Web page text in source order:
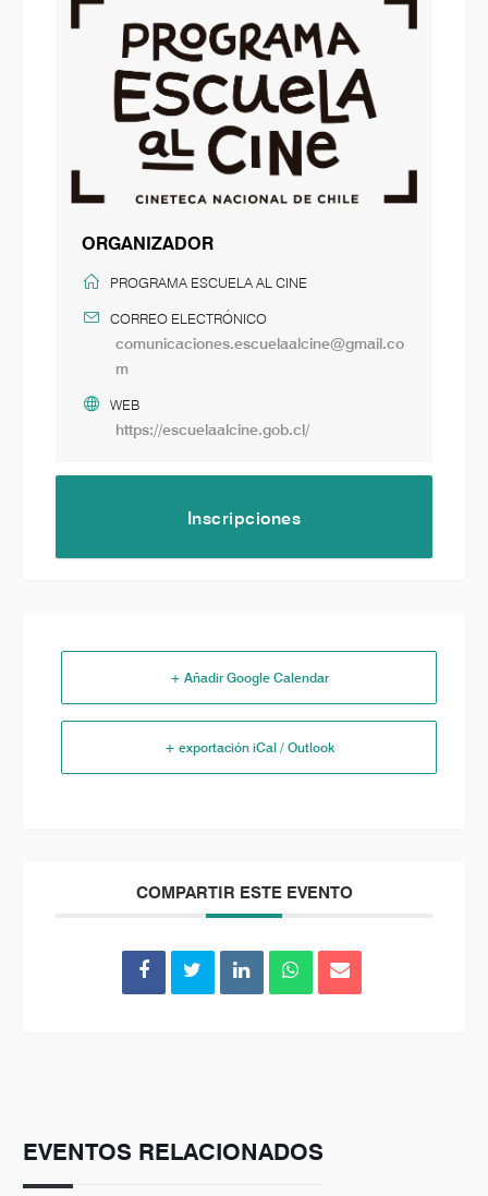
ORGANIZADOR
PROGRAMA ESCUELA AL CINE
CORREO ELECTRÓNICO
comunicaciones.escuelaalcine@gmail.co
m
WEB
https://escuelaalcine.gob.cl/
Inscripciones
+ Añadir Google Calendar
+ exportación iCal / Outlook
COMPARTIR ESTE EVENTO
EVENTOS RELACIONADOS